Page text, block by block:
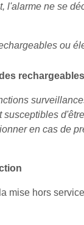
l'alarme ne se
ou
susceptibles
en cas de
mise hors